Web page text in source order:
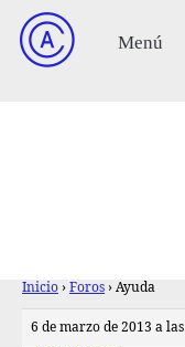
Inicio › Foros › Ayuda
6 de marzo de 2013 a